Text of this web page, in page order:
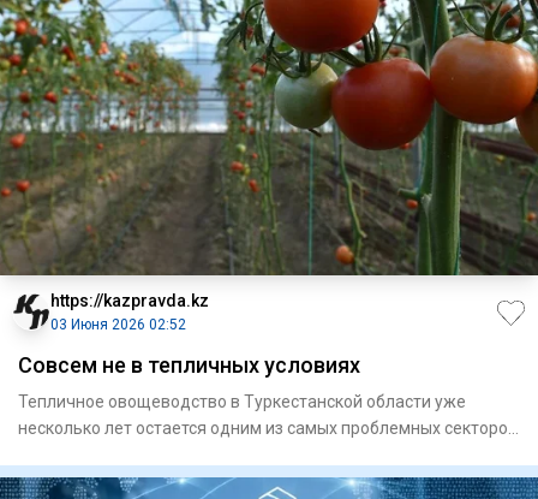
https://kazpravda.kz
03 Июня 2026 02:52
Совсем не в тепличных условиях
Тепличное овощеводство в Туркестанской области уже
несколько лет остается одним из самых проблемных секторов